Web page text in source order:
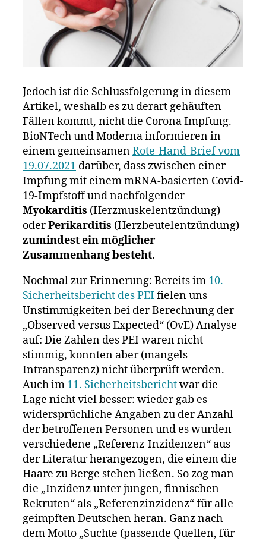
Jedoch ist die Schlussfolgerung in diesem
Artikel, weshalb es zu derart gehäuften
Fällen kommt, nicht die Corona Impfung.
BioNTech und Moderna informieren in
einem gemeinsamenRote-Hand-Brief vom
19.07.2021 darüber, dass zwischen einer
Impfung mit einem mRNA-basierten Covid-
19-Impfstoff und nachfolgender
Myokarditis (Herzmuskelentzündung)
oderPerikarditis (Herzbeutelentzündung)
zumindest ein möglicher
Zusammenhang besteht.
Nochmal zur Erinnerung: Bereits im 10.
Sicherheitsbericht des PEI fielen uns
Unstimmigkeiten bei der Berechnung der
„Observed versus Expected“ (OvE) Analyse
auf: Die Zahlen des PEI waren nicht
stimmig, konnten aber (mangels
Intransparenz) nicht überprüft werden.
Auch im 11. Sicherheitsberichtwar die
Lage nicht viel besser: wieder gab es
widersprüchliche Angaben zu der Anzahl
der betroffenen Personen und es wurden
verschiedene „Referenz-Inzidenzen“ aus
der Literatur herangezogen, die einem die
Haare zu Berge stehen ließen. So zog man
die „Inzidenz unter jungen, finnischen
Rekruten“ als „Referenzinzidenz“ für alle
geimpften Deutschen heran. Ganz nach
dem Motto „Suchte (passende Quellen, für